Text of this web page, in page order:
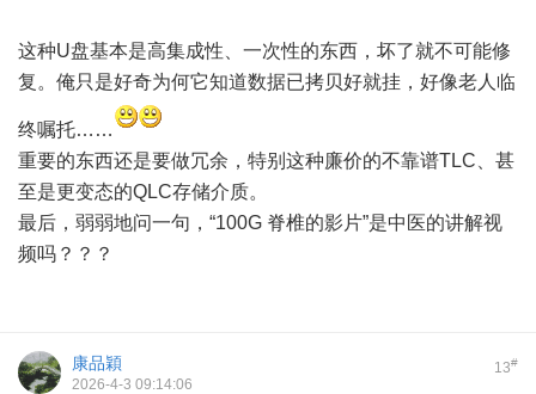
这种U盘基本是高集成性、一次性的东西，坏了就不可能修
复。俺只是好奇为何它知道数据已拷贝好就挂，好像老人临
终嘱托……
重要的东西还是要做冗余，特别这种廉价的不靠谱TLC、甚
至是更变态的QLC存储介质。
最后，弱弱地问一句，“100G 脊椎的影片”是中医的讲解视
频吗？？？
13#
康品穎
2026-4-3 09:14:06